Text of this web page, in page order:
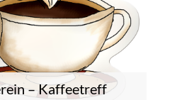
– Kaffeetreff